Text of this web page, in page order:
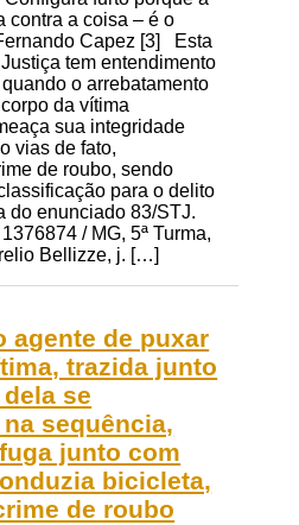
contra a coisa – é o
Capez [3] Esta
tem entendimento
o arrebatamento
da vítima
sua integridade
vias de fato,
de roubo, sendo
para o delito
do enunciado 83/STJ.
/ MG, 5ª Turma,
Bellizze, j. […]
agente de puxar
trazida junto
se
sequência,
junto com
bicicleta,
de roubo